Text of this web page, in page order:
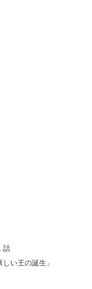
話
い王の誕生」